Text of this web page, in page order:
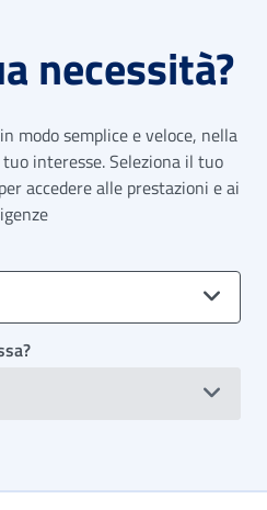
necessità?
modo semplice e veloce, nella
interesse. Seleziona il tuo
accedere alle prestazioni e ai